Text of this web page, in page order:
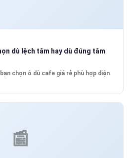
dù lệch tâm hay dù đúng tâm
chọn ô dù cafe giá rẻ phù hợp diện